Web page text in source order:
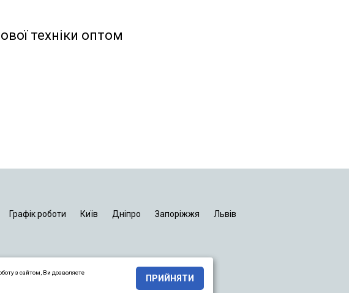
техніки оптом
Графік роботи Київ Дніпро Запоріжжя Львів
з сайтом, Ви дозволяєте
ПРИЙНЯТИ